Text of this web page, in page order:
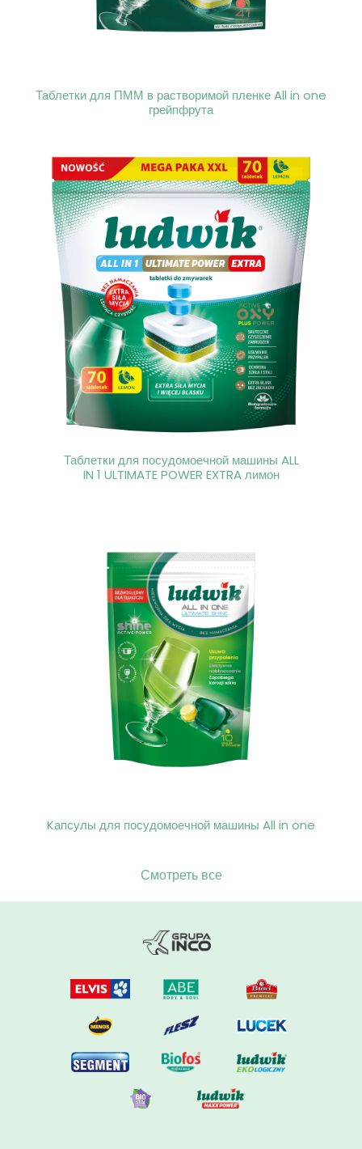
Смотреть все
Таблетки для ПММ в растворимой пленке All in one
грейпфрута
Таблетки для посудомоечной машины ALL
IN 1 ULTIMATE POWER EXTRA лимон
Kапсулы для посудомоечной машины All in one